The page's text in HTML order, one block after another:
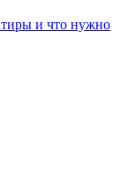
и что нужно